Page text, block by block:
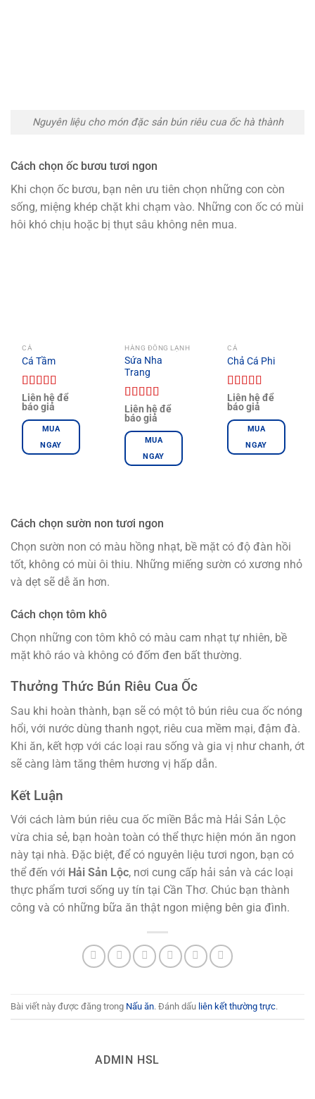
Nguyên liệu cho món đặc sản bún riêu cua ốc hà thành
Cách chọn ốc bươu tươi ngon
Khi chọn ốc bươu, bạn nên ưu tiên chọn những con còn
sống, miệng khép chặt khi chạm vào. Những con ốc có mùi
hôi khó chịu hoặc bị thụt sâu không nên mua.
CÁ
Cá Tầm
Được xếp
hạng5.00
sao
Liên hệ để
báo giá
MUA
NGAY
HÀNG ĐÔNG LẠNH
Sứa Nha
Trang
Được xếp
hạng4.00
5 sao
Liên hệ để
báo giá
MUA
NGAY
CÁ
Chả Cá Phi
Được xếp
hạng5.00
sao
Liên hệ để
báo giá
MUA
NGAY
Cách chọn sườn non tươi ngon
Chọn sườn non có màu hồng nhạt, bề mặt có độ đàn hồi
tốt, không có mùi ôi thiu. Những miếng sườn có xương nhỏ
và dẹt sẽ dễ ăn hơn.
Cách chọn tôm khô
Chọn những con tôm khô có màu cam nhạt tự nhiên, bề
mặt khô ráo và không có đốm đen bất thường.
Thưởng Thức Bún Riêu Cua Ốc
Sau khi hoàn thành, bạn sẽ có một tô bún riêu cua ốc nóng
hổi, với nước dùng thanh ngọt, riêu cua mềm mại, đậm đà.
Khi ăn, kết hợp với các loại rau sống và gia vị như chanh, ớt
sẽ càng làm tăng thêm hương vị hấp dẫn.
Kết Luận
Với cách làm bún riêu cua ốc miền Bắc mà Hải Sản Lộc
vừa chia sẻ, bạn hoàn toàn có thể thực hiện món ăn ngon
này tại nhà. Đặc biệt, để có nguyên liệu tươi ngon, bạn có
thể đến với Hải Sản Lộc, nơi cung cấp hải sản và các loại
thực phẩm tươi sống uy tín tại Cần Thơ. Chúc bạn thành
công và có những bữa ăn thật ngon miệng bên gia đình.
Bài viết này được đăng trong Nấu ăn. Đánh dấu liên kết thường trực.
ADMIN HSL